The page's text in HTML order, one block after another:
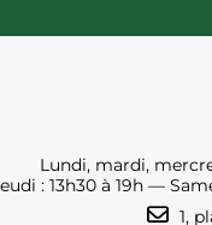
Lundi, mardi,
: 13h30 à 19h —
1,